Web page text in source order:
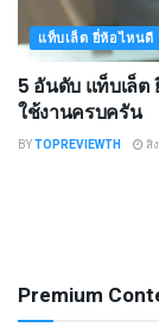
แท็บเล็ต ยี่ห้อไหนดี
5 อันดับ แท็บเล็
ใช้งานครบครัน
BYTOPREVIEWTH สิ
Premium